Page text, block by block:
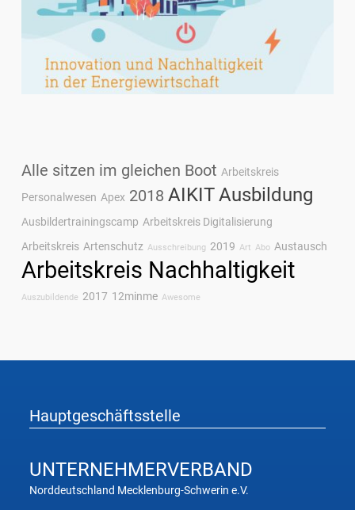
Alle sitzen im gleichen Boot Arbeitskreis
Personalwesen Apex 2018 AIKITAusbildung
Ausbildertrainingscamp Arbeitskreis Digitalisierung
Arbeitskreis Artenschutz Ausschreibung 2019 Art Abo Austausch
Arbeitskreis Nachhaltigkeit
Auszubildende 2017 12minme Awesome
Hauptgeschäftsstelle
UNTERNEHMERVERBAND
Norddeutschland Mecklenburg-Schwerin e.V.